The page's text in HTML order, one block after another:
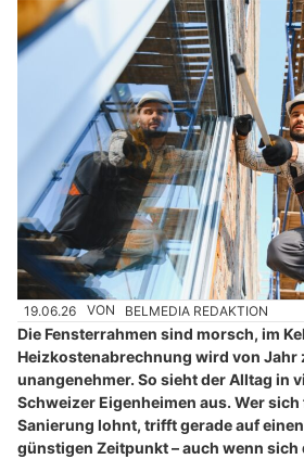
19.06.26 VON BELMEDIA REDAKTION
Die Fensterrahmen sind morsch, im
Heizkostenabrechnung wird von Jahr
unangenehmer. So sieht der Alltag in
Schweizer Eigenheimen aus. Wer
Sanierung lohnt, trifft gerade auf
günstigen Zeitpunkt – auch wenn sich